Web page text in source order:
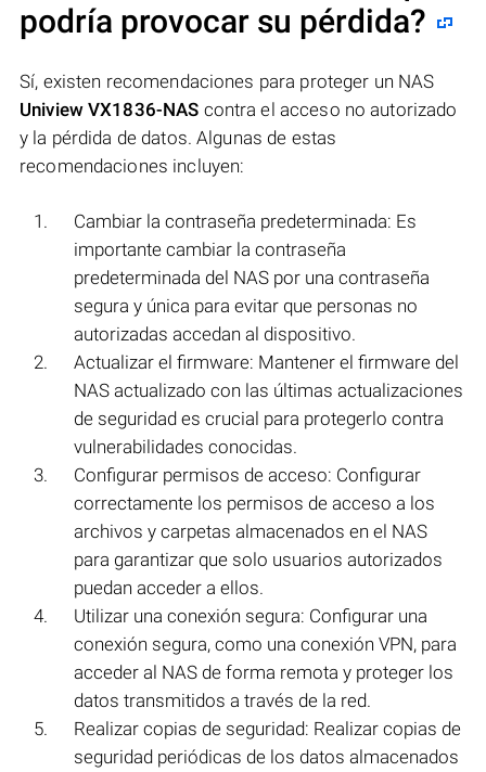
podría provocar su pérdida?
Sí, existen recomendaciones para proteger un NAS
Uniview VX1836-NAS contra el acceso no autorizado
y la pérdida de datos. Algunas de estas
recomendaciones incluyen:
Cambiar la contraseña predeterminada: Es
importante cambiar la contraseña
predeterminada del NAS por una contraseña
segura y única para evitar que personas no
autorizadas accedan al dispositivo.
Actualizar el firmware: Mantener el firmware del
NAS actualizado con las últimas actualizaciones
de seguridad es crucial para protegerlo contra
vulnerabilidades conocidas.
Configurar permisos de acceso: Configurar
correctamente los permisos de acceso a los
archivos y carpetas almacenados en el NAS
para garantizar que solo usuarios autorizados
puedan acceder a ellos.
Utilizar una conexión segura: Configurar una
conexión segura, como una conexión VPN, para
acceder al NAS de forma remota y proteger los
datos transmitidos a través de la red.
Realizar copias de seguridad: Realizar copias de
seguridad periódicas de los datos almacenados